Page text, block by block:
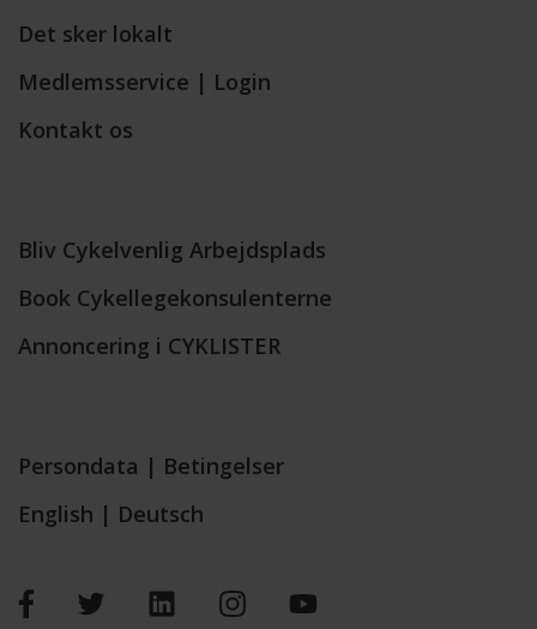
Det sker lokalt
Medlemsservice | Login
Kontakt os
Bliv Cykelvenlig Arbejdsplads
Book Cykellegekonsulenterne
Annoncering i CYKLISTER
Persondata | Betingelser
English | Deutsch